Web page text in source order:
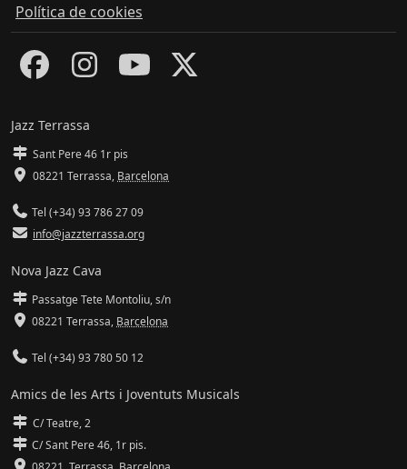
Política de cookies
Jazz Terrassa
Sant Pere 46 1r pis
08221 Terrassa, Barcelona
Tel (+34) 93 786 27 09
info@jazzterrassa.org
Nova Jazz Cava
Passatge Tete Montoliu, s/n
08221 Terrassa, Barcelona
Tel (+34) 93 780 50 12
Amics de les Arts i Joventuts Musicals
C/ Teatre, 2
C/ Sant Pere 46, 1r pis.